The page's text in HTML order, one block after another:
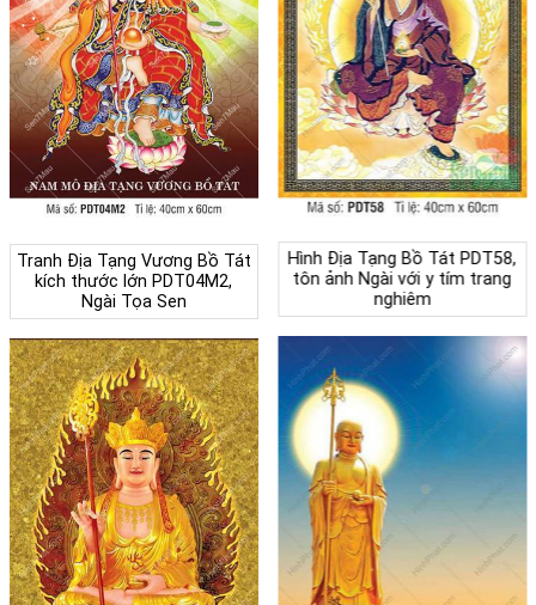
Tranh Địa Tạng Vương Bồ Tát
kích thước lớn PDT04M2,
Ngài Tọa Sen
Hình Địa Tạng Bồ Tát PDT58,
tôn ảnh Ngài với y tím trang
nghiêm